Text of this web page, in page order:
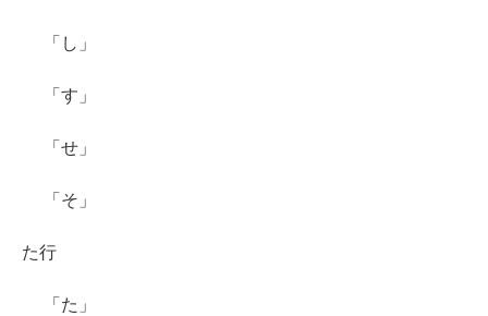
「し」
「す」
「せ」
「そ」
た行
「た」